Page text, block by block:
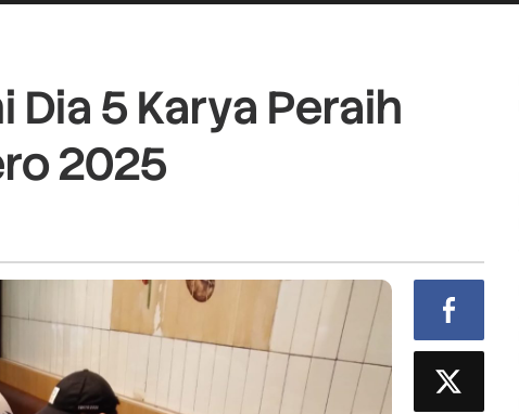
Dia 5 Karya Peraih
2025